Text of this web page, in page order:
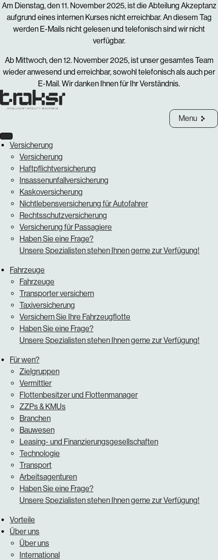
Am Dienstag, den 11. November 2025, ist die Abteilung Akzeptanz
aufgrund eines internen Kurses nicht erreichbar. An diesem Tag
werden E-Mails nicht gelesen und telefonisch sind wir nicht
verfügbar.
Ab Mittwoch, den 12. November 2025, ist unser gesamtes Team
wieder anwesend und erreichbar, sowohl telefonisch als auch per
E-Mail. Wir danken Ihnen für Ihr Verständnis.
Menu
Versicherung
Versicherung
Haftpflichtversicherung
Insassenunfallversicherung
Kaskoversicherung
Nichtlebensversicherung für Autofahrer
Rechtsschutzversicherung
Versicherung für Passagiere
Haben Sie eine Frage?
Unsere Spezialisten stehen Ihnen gerne zur Verfügung!
Fahrzeuge
Fahrzeuge
Transporter versichern
Taxiversicherung
Versichern Sie Ihre Fahrzeugflotte
Haben Sie eine Frage?
Unsere Spezialisten stehen Ihnen gerne zur Verfügung!
Für wen?
Zielgruppen
Vermittler
Flottenbesitzer und Flottenmanager
ZZPs & KMUs
Branchen
Bauwesen
Leasing- und Finanzierungsgesellschaften
Technologie
Transport
Arbeitsagenturen
Haben Sie eine Frage?
Unsere Spezialisten stehen Ihnen gerne zur Verfügung!
Vorteile
Über uns
Über uns
International